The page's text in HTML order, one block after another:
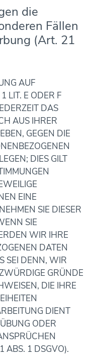
die
Fällen
(Art. 21
AUF
LIT. E ODER F
DAS
AUS IHRER
GEGEN DIE
DIES GILT
EINE
SIE DIESER
SIE
WIR IHRE
DATEN
SEI DENN, WIR
GRÜNDE
DIE IHRE
DIENT
ODER
ABS. 1 DSGVO).